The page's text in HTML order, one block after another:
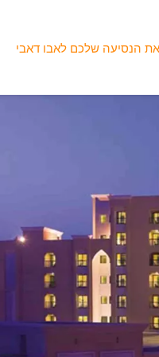
את הנסיעה שלכם לאבו דאבי